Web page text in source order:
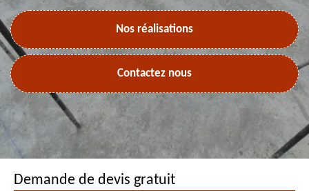
Nos réalisations
Contactez nous
Demande de devis gratuit